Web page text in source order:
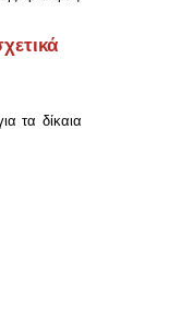
τα δίκαια